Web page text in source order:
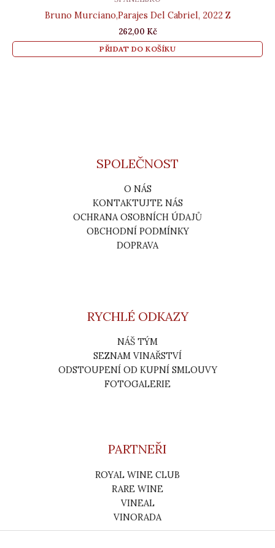
Bruno Murciano,Parajes Del Cabriel, 2022 Z
262,00 Kč
PŘIDAT DO KOŠÍKU
SPOLEČNOST
O NÁS
KONTAKTUJTE NÁS
OCHRANA OSOBNÍCH ÚDAJŮ
OBCHODNÍ PODMÍNKY
DOPRAVA
RYCHLÉ ODKAZY
NÁŠ TÝM
SEZNAM VINAŘSTVÍ
ODSTOUPENÍ OD KUPNÍ SMLOUVY
FOTOGALERIE
PARTNEŘI
ROYAL WINE CLUB
RARE WINE
VINEAL
VINORADA